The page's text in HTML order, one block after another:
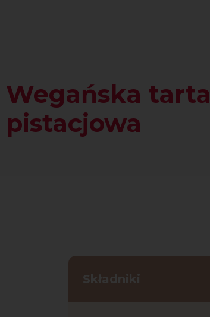
Wegańska tarta
pistacjowa
Składniki